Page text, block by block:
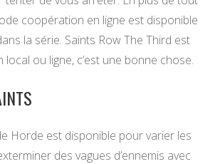
coopération en ligne est disponible
la série. Saints Row The Third est
ou ligne, c’est une bonne chose.
Horde est disponible pour varier les
des vagues d’ennemis avec